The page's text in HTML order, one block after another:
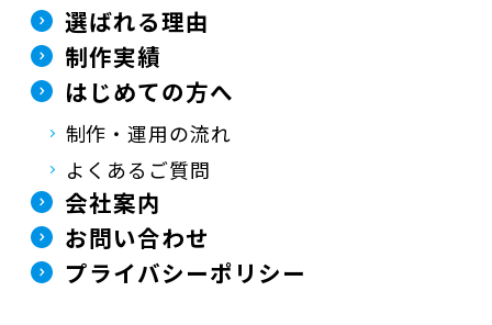
選ばれる理由
制作実績
はじめての方へ
制作・運用の流れ
よくあるご質問
会社案内
お問い合わせ
プライバシーポリシー